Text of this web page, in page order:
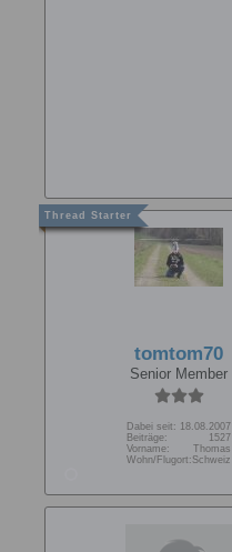
tomtom70
Senior Member
Dabei seit: 18.08.2007
Beiträge:
1527
Vorname:
Thomas
Wohn/Flugort: Schweiz